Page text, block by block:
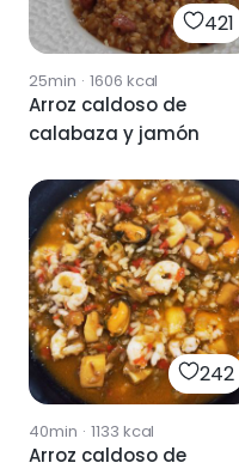
421
25min · 1606 kcal
Arroz caldoso de
calabaza y jamón
242
40min · 1133 kcal
Arroz caldoso de